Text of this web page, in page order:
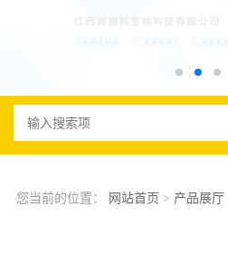
您当前的位置： 网站首页 > 产品展厅